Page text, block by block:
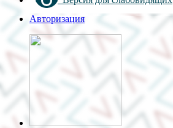
Авторизация